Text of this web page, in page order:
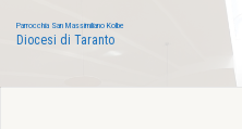
Parrocchia San Massimiliano Kolbe
Diocesi di Taranto